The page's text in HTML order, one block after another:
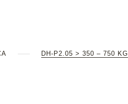
DH-P2.05 > 350 – 750 KG